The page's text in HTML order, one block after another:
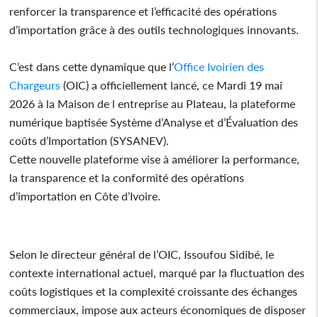
renforcer la transparence et l’efficacité des opérations
d’importation grâce à des outils technologiques innovants.
C’est dans cette dynamique que l’Office Ivoirien des
Chargeurs (OIC) a officiellement lancé, ce Mardi 19 mai
2026 à la Maison de l entreprise au Plateau, la plateforme
numérique baptisée Système d’Analyse et d’Évaluation des
coûts d’Importation (SYSANEV).
Cette nouvelle plateforme vise à améliorer la performance,
la transparence et la conformité des opérations
d’importation en Côte d’Ivoire.
Selon le directeur général de l’OIC, Issoufou Sidibé, le
contexte international actuel, marqué par la fluctuation des
coûts logistiques et la complexité croissante des échanges
commerciaux, impose aux acteurs économiques de disposer